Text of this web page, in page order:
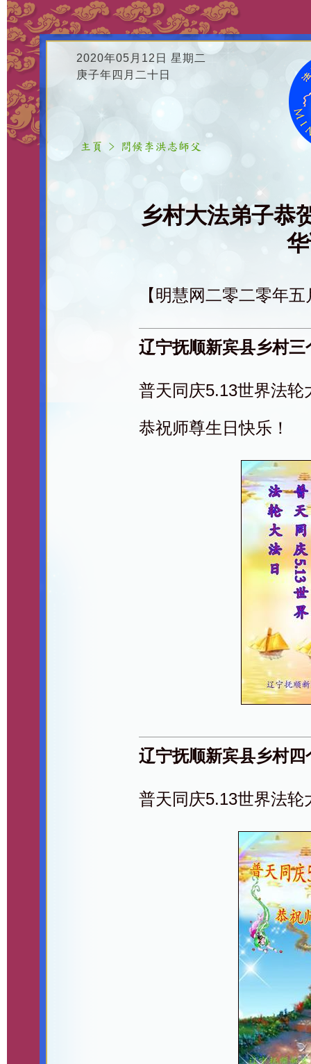
2020年05月12日 星期二
庚子年四月二十日
乡村大法弟子恭
【明慧网二零二零年
辽宁抚顺新宾县乡村
普天同庆5.13世界法轮
恭祝师尊生日快乐！
辽宁抚顺新宾县乡村
普天同庆5.13世界法